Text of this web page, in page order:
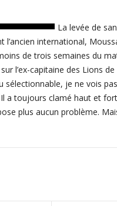
La levée de
l’ancien international,
de trois semaines du
l’ex-capitaine des Lions
sélectionnable, je ne vois
a toujours clamé haut et
plus aucun problème.